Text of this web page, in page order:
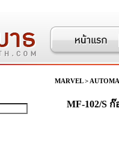
MARVEL>
MF-102/S